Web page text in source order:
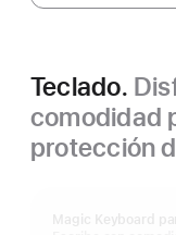
Teclado.
comodidad
protección